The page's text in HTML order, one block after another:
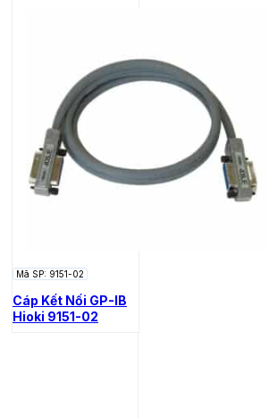
Mã SP: 9151-02
Cáp Kết Nối GP-IB
Hioki 9151-02